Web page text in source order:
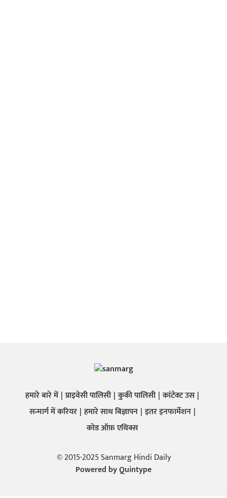
हमारे बारे में प्राइवेसी पालिसी कुकी पालिसी कांटेक्ट उस
सन्मार्ग में करियर हमारे साथ बिज्ञापन इतर इनफार्मेशन
कोड ऑफ़ एथिक्स
© 2015-2025 Sanmarg Hindi Daily
Powered byQuintype